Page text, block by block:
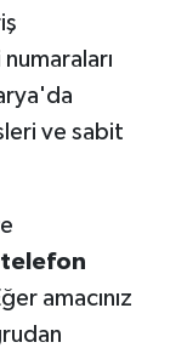
ve sabit
telefon
amacınız